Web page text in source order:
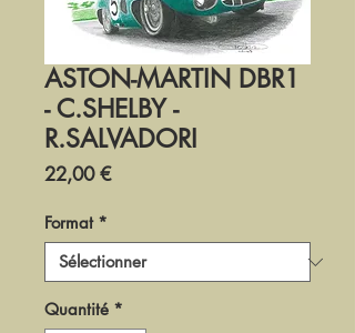
ASTON-MARTIN DBR1
- C.SHELBY -
R.SALVADORI
22,00 €Prix
Format *
Quantité *